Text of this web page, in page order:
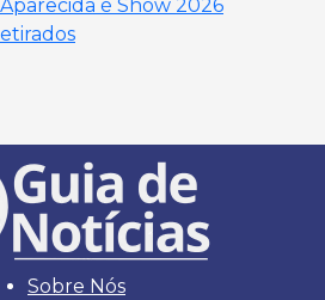
é Show 2026
Sobre Nós